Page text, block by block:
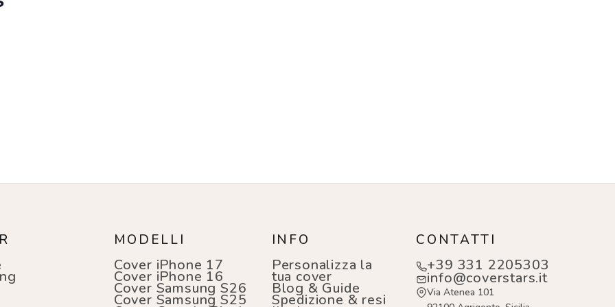
MODELLI
Cover iPhone 17
Cover iPhone 16
Cover Samsung S26
Cover Samsung S25
INFO
Personalizza la
tua cover
Blog & Guide
Spedizione & resi
CONTATTI
+39 331 2205303
info@coverstars.it
Via Atenea 101